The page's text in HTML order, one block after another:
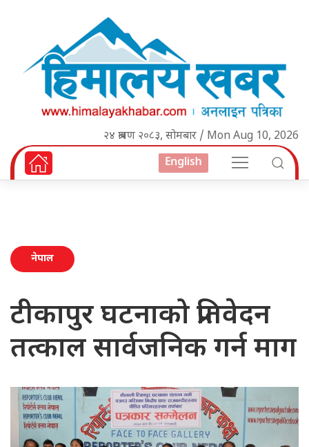
२४ श्रावण २०८३, सोमबार / Mon Aug 10, 2026
English
नेपाल
टीकापुर घटनाको प्रतिवेदन
तत्काल सार्वजनिक गर्न माग